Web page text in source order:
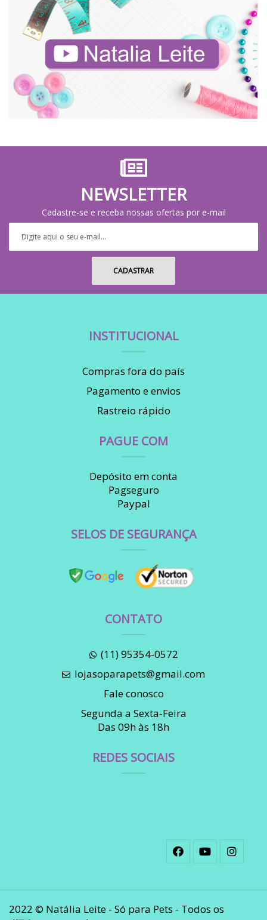
NEWSLETTER
Cadastre-se e receba nossas ofertas por e-mail
INSTITUCIONAL
Compras fora do país
Pagamento e envios
Rastreio rápido
PAGUE COM
Depósito em conta
Pagseguro
Paypal
SELOS DE SEGURANÇA
CONTATO
(11) 95354-0572
lojasoparapets@gmail.com
Fale conosco
Segunda a Sexta-Feira
Das 09h às 18h
REDES SOCIAIS
2022 © Natália Leite - Só para Pets - Todos os